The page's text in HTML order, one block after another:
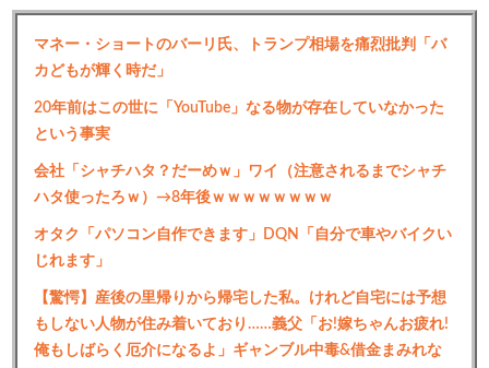
マネー・ショートのバーリ氏、トランプ相場を痛烈批判「バ
カどもが輝く時だ」
20年前はこの世に「YouTube」なる物が存在していなかった
という事実
会社「シャチハタ？だーめｗ」ワイ（注意されるまでシャチ
ハタ使ったろｗ）→8年後ｗｗｗｗｗｗｗｗ
オタク「パソコン自作できます」DQN「自分で車やバイクい
じれます」
【驚愕】産後の里帰りから帰宅した私。けれど自宅には予想
もしない人物が住み着いており……義父「お!嫁ちゃんお疲れ!
俺もしばらく厄介になるよ」ギャンブル中毒&借金まみれな